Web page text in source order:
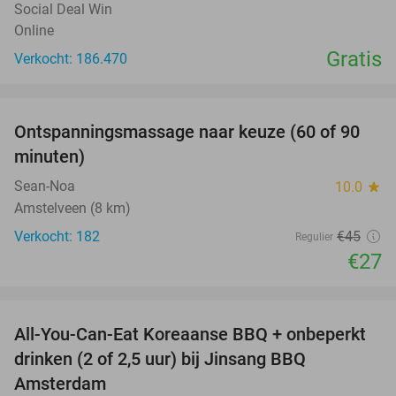
Social Deal Win
Online
Verkocht: 186.470
Gratis
40%
Ontspanningsmassage naar keuze (60 of 90
minuten)
Sean-Noa 10.0 star
Amstelveen (8 km)
Verkocht: 182
Regulier €45
€27
21%
All-You-Can-Eat Koreaanse BBQ + onbeperkt
drinken (2 of 2,5 uur) bij Jinsang BBQ
Amsterdam